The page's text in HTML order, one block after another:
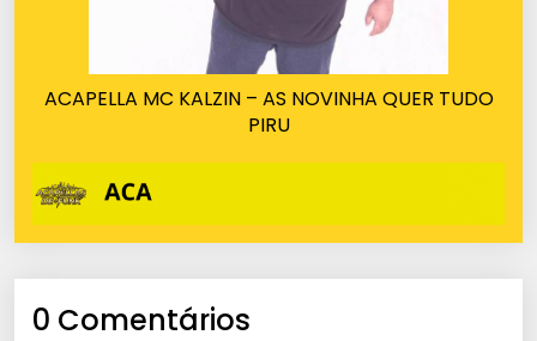
ACAPELLA MC KALZIN – AS NOVINHA QUER TUDO
PIRU
0 Comentários